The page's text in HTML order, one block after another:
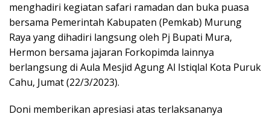
menghadiri kegiatan safari ramadan dan buka puasa
bersama Pemerintah Kabupaten (Pemkab) Murung
Raya yang dihadiri langsung oleh Pj Bupati Mura,
Hermon bersama jajaran Forkopimda lainnya
berlangsung di Aula Mesjid Agung Al Istiqlal Kota Puruk
Cahu, Jumat (22/3/2023).
Doni memberikan apresiasi atas terlaksananya